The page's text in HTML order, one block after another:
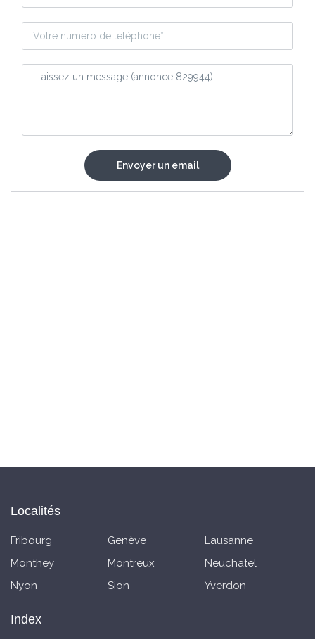
Localités
Fribourg Genève
Lausanne
Monthey
Montreux
Neuchatel
Nyon
Sion Yverdon
Index